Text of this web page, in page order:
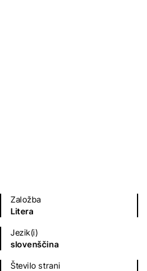
Založba
Litera
Jezik(i)
slovenščina
Število strani